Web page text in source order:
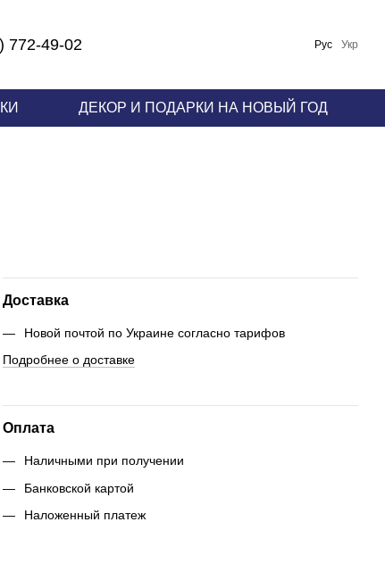
772-49-02 Укр
Рус
ДЕКОР И ПОДАРКИ НА НОВЫЙ ГОД
Доставка
Новой почтой по Украине согласно тарифов
Подробнее о доставке
Оплата
Наличными при получении
Банковской картой
Наложенный платеж